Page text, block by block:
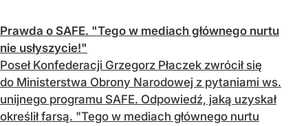
Prawda o SAFE. "Tego w mediach głównego nurtu
nie usłyszycie!"
Poseł Konfederacji Grzegorz Płaczek zwrócił się
do Ministerstwa Obrony Narodowej z pytaniami ws.
unijnego programu SAFE. Odpowiedź, jaką uzyskał
określił farsą. "Tego w mediach głównego nurtu